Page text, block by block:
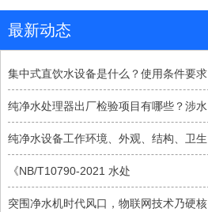
最新动态
集中式直饮水设备是什么？使用条件要求
纯净水处理器出厂检验项目有哪些？涉水
纯净水设备工作环境、外观、结构、卫生
《NB/T10790-2021 水处
突围净水机时代风口，物联网技术乃硬核